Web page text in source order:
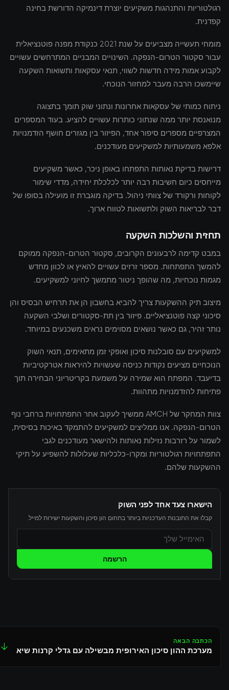
רגולטוריות והתנהגות משקיעים יוצרת דינמיקה הדורשת בחינה
קפדנית.
מומחי תעשייה מצביעים על שנת 2021 כנקודת מפנה פוטנציאלית
עבור סקטור הטרום-הנפקה. השינויים המבניים המתרחשים עשויים
לקבוע אמות מידה חדשות לשווי, תנאי עסקאות ותשואות השקעה
שיימשכו הרבה מעבר למחזור הנוכחי.
ניתוח כמותי של עסקאות אחרונות ונתוני שוק תומך בתצוגה
מנואנסת יותר ממה שנתוני כותרות עשויים להציע. בעוד המספרים
המצרפיים מספרים סיפור אחד, הפיזור בין מגזרים חושף הזדמנויות
אלפא משמעותיות למשקיעים מעודכנים.
דרישות בדיקת נאותות התפתחו באופן ניכר, כאשר משקיעים
מייחסים כיום חשיבות רבה יותר לכלכלת יחידה, מדדי שימור
לקוחות ורקורד של צוותי ניהול. בדיקה מוגברת זו מועילה בסופו של
דבר לבריאות השוק ולתשואות לטווח ארוך.
תחזית והשלכות השקעה
במבט קדימה לרבעונים הקרובים, סקטור הטרום-הנפקה ממוקם
להמשך התפתחות. מספר זרזים עשויים להאיץ או לכוון מחדש
מגמות נוכחיות, מה שהופך ניטור מתמשך לחיוני למשקיעים.
מיצוב תיק ההשקעות צריך להביא בחשבון הן את תרחיש הבסיס והן
סיכוני קצה פוטנציאליים. פיזור בין תת-סקטורים ושלבי השקעה
נותר זהיר, גם כאשר נושאים מסוימים נראים משכנעים במיוחד.
למשקיעים עם סובלנות סיכון ואופקי זמן מתאימים, תנאי השוק
הנוכחיים מציעים נקודות כניסה שעשויות להיראות אטרקטיביות
בדיעבד. המפתח הוא שמירה על משמעת בקריטריוני הבחירה תוך
פתיחות להזדמנויות מתהוות.
צוות המחקר של AMCH ממשיך לעקוב אחר התפתחויות ברחבי נוף
הטרום-הנפקה. אנו ממליצים למשקיעים להתמקד באיכות בסיסית,
לשמור על רזרבות נזילות נאותות ולהישאר מעודכנים לגבי
התפתחויות רגולטוריות ומקרו-כלכליות שעלולות להשפיע על תיקי
ההשקעות שלהם.
הישארו צעד אחד לפני השוק
קבלו את התובנות העדכניות ביותר בתחום הון סיכון והשקעות ישירות למייל.
הרשמה
הכתבה הבאה
מערכת ההון סיכון האירופית מבשילה עם גדלי קרנות שיא